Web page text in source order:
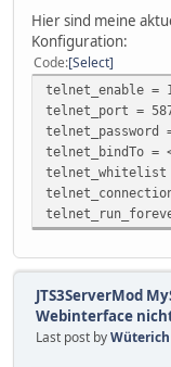
Hier sind meine
Konfiguration:
Code Select
telnet_enable =
telnet_port =
telnet_password
telnet_bindTo =
telnet_whitelist
JTS3ServerMod
Webinterface
Last post byWüterich